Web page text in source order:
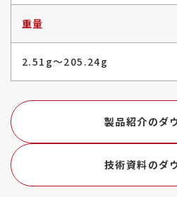
重量
2.51g〜205.24g
製品紹介のダ
技術資料のダ